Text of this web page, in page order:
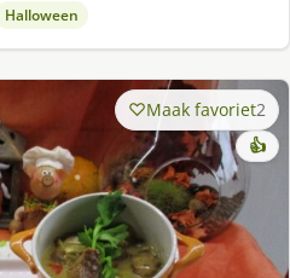
Halloween
Maak favoriet2
👍